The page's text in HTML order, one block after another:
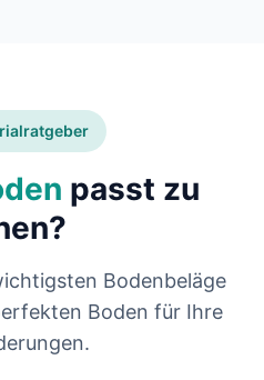
passt zu
Bodenbeläge
Boden für Ihre